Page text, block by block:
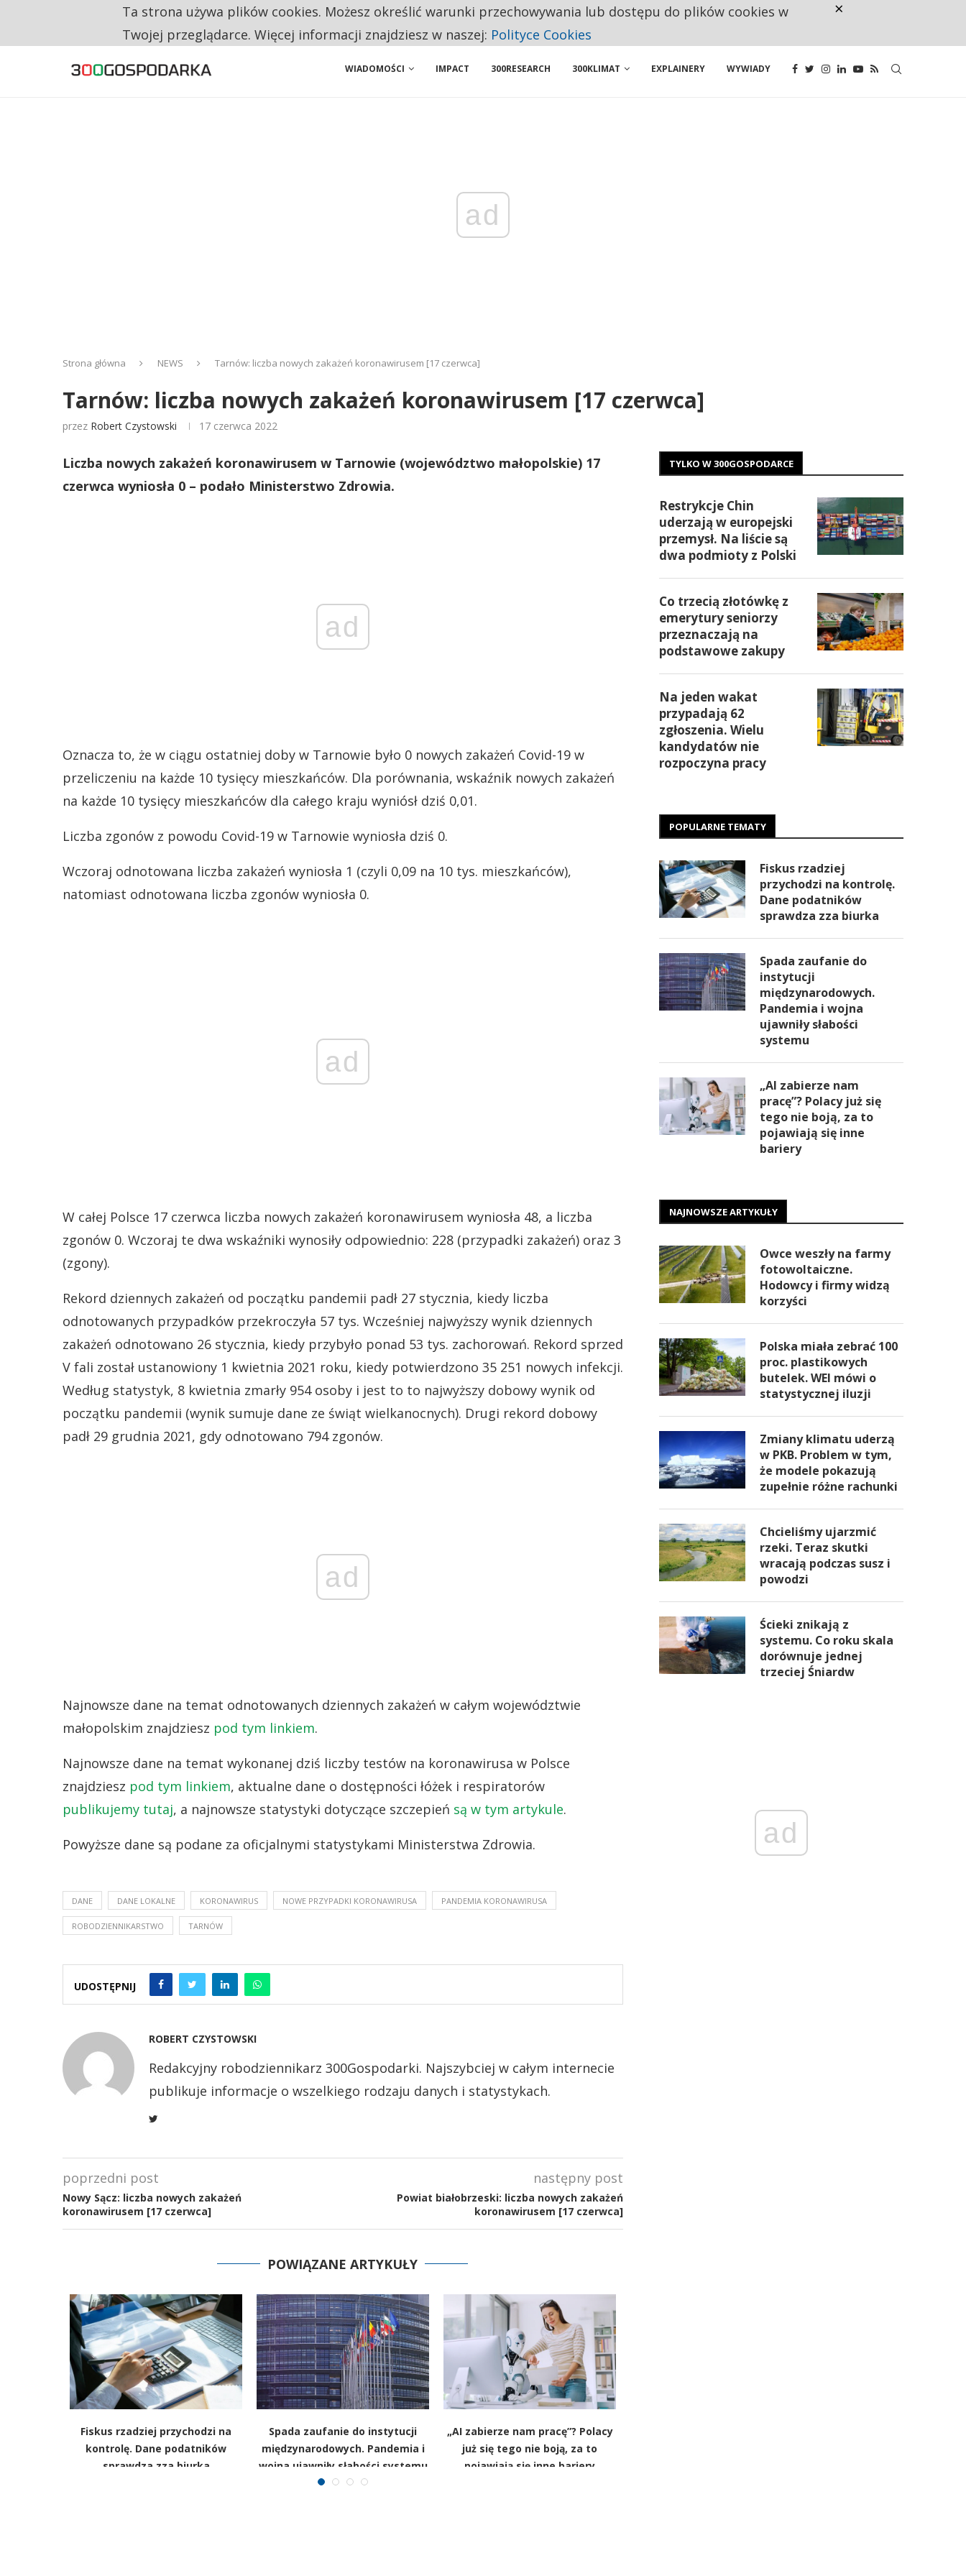
NA JEDEN WAKAT PRZYPADAJĄ 62 ZGŁOSZENIA. WIELU KANDYDATÓW NIE ROZPOCZYNA PRACY
WIADOMOŚCI IMPACT 300RESEARCH 300KLIMAT EXPLAINERY WYWIADY
ad
Strona główna NEWS Tarnów: liczba nowych zakażeń koronawirusem [17 czerwca]
Tarnów: liczba nowych zakażeń koronawirusem [17 czerwca]
przez Robert Czystowski 17 czerwca 2022
Liczba nowych zakażeń koronawirusem w Tarnowie (województwo małopolskie) 17
czerwca wyniosła 0 – podało Ministerstwo Zdrowia.
ad
Oznacza to, że w ciągu ostatniej doby w Tarnowie było 0 nowych zakażeń Covid-19 w
przeliczeniu na każde 10 tysięcy mieszkańców. Dla porównania, wskaźnik nowych zakażeń
na każde 10 tysięcy mieszkańców dla całego kraju wyniósł dziś 0,01.
Liczba zgonów z powodu Covid-19 w Tarnowie wyniosła dziś 0.
Wczoraj odnotowana liczba zakażeń wyniosła 1 (czyli 0,09 na 10 tys. mieszkańców),
natomiast odnotowana liczba zgonów wyniosła 0.
ad
W całej Polsce 17 czerwca liczba nowych zakażeń koronawirusem wyniosła 48, a liczba
zgonów 0. Wczoraj te dwa wskaźniki wynosiły odpowiednio: 228 (przypadki zakażeń) oraz 3
(zgony).
Rekord dziennych zakażeń od początku pandemii padł 27 stycznia, kiedy liczba
odnotowanych przypadków przekroczyła 57 tys. Wcześniej najwyższy wynik dziennych
zakażeń odnotowano 26 stycznia, kiedy przybyło ponad 53 tys. zachorowań. Rekord sprzed
V fali został ustanowiony 1 kwietnia 2021 roku, kiedy potwierdzono 35 251 nowych infekcji.
Według statystyk, 8 kwietnia zmarły 954 osoby i jest to to najwyższy dobowy wynik od
początku pandemii (wynik sumuje dane ze świąt wielkanocnych). Drugi rekord dobowy
padł 29 grudnia 2021, gdy odnotowano 794 zgonów.
ad
Najnowsze dane na temat odnotowanych dziennych zakażeń w całym województwie
małopolskim znajdziesz pod tym linkiem.
Najnowsze dane na temat wykonanej dziś liczby testów na koronawirusa w Polsce
znajdziesz pod tym linkiem, aktualne dane o dostępności łóżek i respiratorów
publikujemy tutaj, a najnowsze statystyki dotyczące szczepień są w tym artykule.
Powyższe dane są podane za oficjalnymi statystykami Ministerstwa Zdrowia.
DANE DANE LOKALNE KORONAWIRUS NOWE PRZYPADKI KORONAWIRUSA PANDEMIA KORONAWIRUSA
ROBODZIENNIKARSTWO TARNÓW
UDOSTĘPNIJ
ROBERT CZYSTOWSKI
Redakcyjny robodziennikarz 300Gospodarki. Najszybciej w całym internecie
publikuje informacje o wszelkiego rodzaju danych i statystykach.
poprzedni post
Nowy Sącz: liczba nowych zakażeń
koronawirusem [17 czerwca]
następny post
Powiat białobrzeski: liczba nowych zakażeń
koronawirusem [17 czerwca]
POWIĄZANE ARTYKUŁY
Fiskus rzadziej przychodzi na
kontrolę. Dane podatników
sprawdza zza biurka
Spada zaufanie do instytucji
międzynarodowych. Pandemia i
wojna ujawniły słabości systemu
„AI zabierze nam pracę”? Polacy
już się tego nie boją, za to
pojawiają się inne bariery
TYLKO W 300GOSPODARCE
Restrykcje Chin
uderzają w europejski
przemysł. Na liście są
dwa podmioty z Polski
Co trzecią złotówkę z
emerytury seniorzy
przeznaczają na
podstawowe zakupy
Na jeden wakat
przypadają 62
zgłoszenia. Wielu
kandydatów nie
rozpoczyna pracy
POPULARNE TEMATY
Fiskus rzadziej
przychodzi na kontrolę.
Dane podatników
sprawdza zza biurka
Spada zaufanie do
instytucji
międzynarodowych.
Pandemia i wojna
ujawniły słabości
systemu
„AI zabierze nam
pracę”? Polacy już się
tego nie boją, za to
pojawiają się inne
bariery
NAJNOWSZE ARTYKUŁY
Owce weszły na farmy
fotowoltaiczne.
Hodowcy i firmy widzą
korzyści
Polska miała zebrać 100
proc. plastikowych
butelek. WEI mówi o
statystycznej iluzji
Zmiany klimatu uderzą
w PKB. Problem w tym,
że modele pokazują
zupełnie różne rachunki
Chcieliśmy ujarzmić
rzeki. Teraz skutki
wracają podczas susz i
powodzi
Ścieki znikają z
systemu. Co roku skala
dorównuje jednej
trzeciej Śniardw
ad
Ta strona używa plików cookies. Możesz określić warunki przechowywania lub dostępu do plików cookies w
Twojej przeglądarce. Więcej informacji znajdziesz w naszej: Polityce Cookies
×